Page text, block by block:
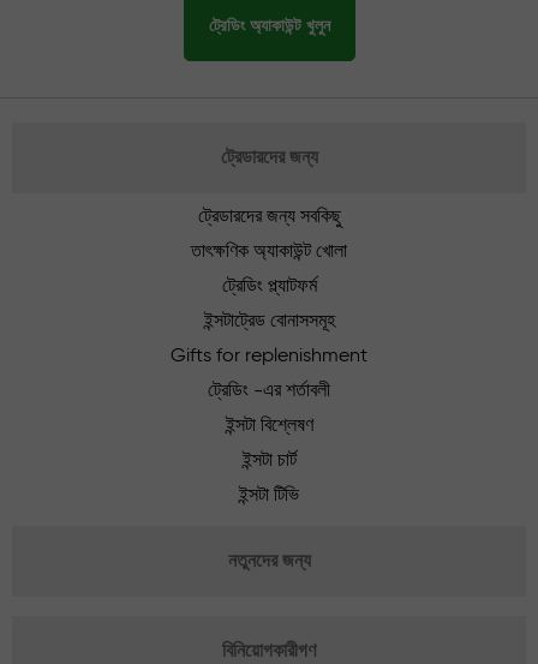
ট্রেডিং অ্যাকাউন্ট খুলুন
ট্রেডারদের জন্য
ট্রেডারদের জন্য সবকিছু
তাৎক্ষণিক অ্যাকাউন্ট খোলা
ট্রেডিং প্ল্যাটফর্ম
ইন্সটাট্রেড বোনাসসমূহ
Gifts for replenishment
ট্রেডিং -এর শর্তাবলী
ইন্সটা বিশ্লেষণ
ইন্সটা চার্ট
ইন্সটা টিভি
নতুনদের জন্য
বিনিয়োগকারীগণ